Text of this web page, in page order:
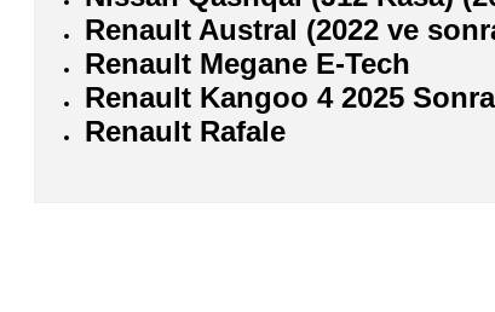
Renault Austral (2022 ve
Renault Megane E-Tech
Renault Kangoo 4 2025
Renault Rafale